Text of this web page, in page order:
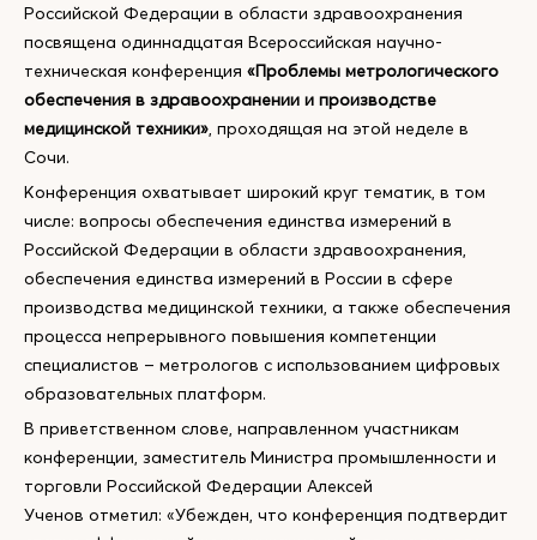
Российской Федерации в области здравоохранения
посвящена одиннадцатая Всероссийская научно-
техническая конференция «Проблемы метрологического
обеспечения в здравоохранении и производстве
медицинской техники», проходящая на этой неделе в
Сочи.
Конференция охватывает широкий круг тематик, в том
числе: вопросы обеспечения единства измерений в
Российской Федерации в области здравоохранения,
обеспечения единства измерений в России в сфере
производства медицинской техники, а также обеспечения
процесса непрерывного повышения компетенции
специалистов – метрологов с использованием цифровых
образовательных платформ.
В приветственном слове, направленном участникам
конференции, заместитель Министра промышленности и
торговли Российской Федерации Алексей
Ученов отметил: «Убежден, что конференция подтвердит